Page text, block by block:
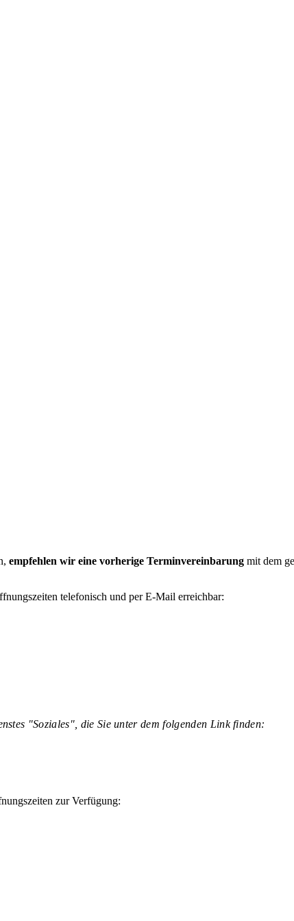
empfehlen wir eine vorherige Terminvereinbarung mit dem
telefonisch und per E-Mail erreichbar:
"Soziales", die Sie unter dem folgenden Link finden:
zur Verfügung: